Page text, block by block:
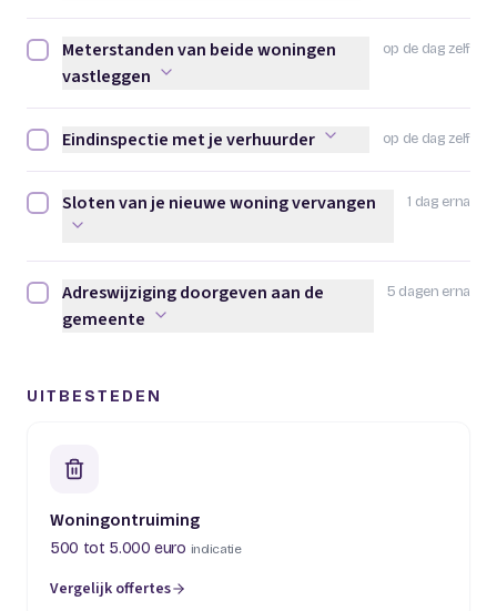
op de dag zelf
Meterstanden van beide woningen vastleggen afvinken
Meterstanden van beide woningen
vastleggen
op de dag zelf
Eindinspectie met je verhuurder afvinken
Eindinspectie met je verhuurder
1 dag erna
Sloten van je nieuwe woning vervangen afvinken
Sloten van je nieuwe woning vervangen
5 dagen erna
Adreswijziging doorgeven aan de gemeente afvinken
Adreswijziging doorgeven aan de
gemeente
UITBESTEDEN
Woningontruiming
500 tot 5.000 euro indicatie
Vergelijk offertes
(opent in een nieuw tabblad)